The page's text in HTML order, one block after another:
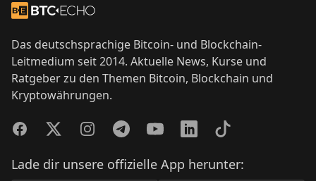
Zur Startseite
Das deutschsprachige Bitcoin- und Blockchain-
Leitmedium seit 2014. Aktuelle News, Kurse und
Ratgeber zu den Themen Bitcoin, Blockchain und
Kryptowährungen.
FacebookTwitterInstagramTelegramYouTubeLinkedInTikTok
Lade dir unsere offizielle App herunter: